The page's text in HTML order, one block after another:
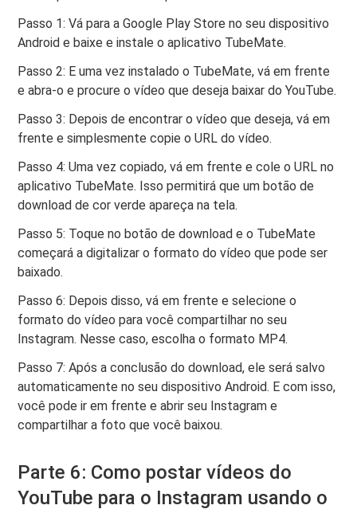
Passo 1: Vá para a Google Play Store no seu dispositivo
Android e baixe e instale o aplicativo TubeMate.
Passo 2: E uma vez instalado o TubeMate, vá em frente
e abra-o e procure o vídeo que deseja baixar do YouTube.
Passo 3: Depois de encontrar o vídeo que deseja, vá em
frente e simplesmente copie o URL do vídeo.
Passo 4: Uma vez copiado, vá em frente e cole o URL no
aplicativo TubeMate. Isso permitirá que um botão de
download de cor verde apareça na tela.
Passo 5: Toque no botão de download e o TubeMate
começará a digitalizar o formato do vídeo que pode ser
baixado.
Passo 6: Depois disso, vá em frente e selecione o
formato do vídeo para você compartilhar no seu
Instagram. Nesse caso, escolha o formato MP4.
Passo 7: Após a conclusão do download, ele será salvo
automaticamente no seu dispositivo Android. E com isso,
você pode ir em frente e abrir seu Instagram e
compartilhar a foto que você baixou.
Parte 6: Como postar vídeos do
YouTube para o Instagram usando o